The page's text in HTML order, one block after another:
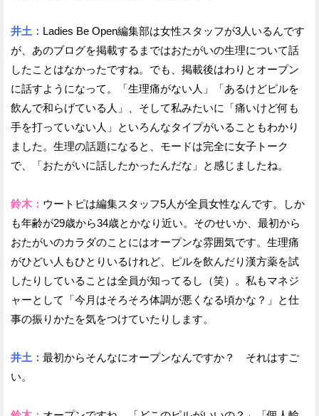
井土： Ladies Be Open編集部は女性スタッフが3人いるんです
が、あのブログを掲載するまではおたがいの生理について話
したことはなかったですね。でも、掲載後はわりとオープン
に話すようになって。「生理痛がない人」「あるけどピルを
飲んで和らげている人」、そして私みたいに「痛いけど何も
手を打っていない人」といろんなタイプがいることもわかり
ました。生理の話題になると、モードは完全に女子トーク
で、「おたがいに話したかったんだな」と感じましたね。
鈴木： ウートピは編集スタッフ5人が全員女性なんです。しか
も年齢が29歳から34歳とかなり近い。そのせいか、最初から
おたがいのカラダのことにはオープンな雰囲気です。生理痛
がひどい人もひとりいるけれど、ピルを飲んだり漢方薬を試
したりしていることは全員が知ってるし（笑）。私もマネジ
ャーとして「今月はそろそろ体調が悪くなる頃かな？」と仕
事の振りかたを気をつけていたりします。
井土： 最初からそんなにオープンなんですか？ それはすご
い。